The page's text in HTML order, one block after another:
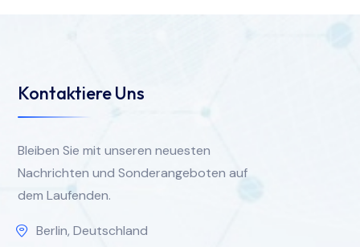
Kontaktiere Uns
Bleiben Sie mit unseren neuesten
Nachrichten und Sonderangeboten auf
dem Laufenden.
Berlin, Deutschland